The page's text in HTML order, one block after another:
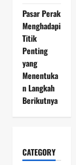
Pasar Perak
Menghadapi
Titik
Penting
yang
Menentuka
n Langkah
Berikutnya
CATEGORY